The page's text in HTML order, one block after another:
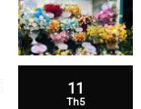
11
Th5